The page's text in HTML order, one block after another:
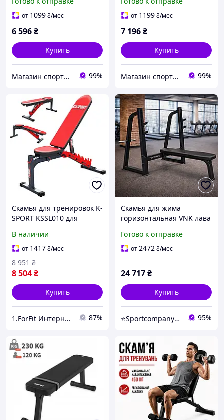
тренажер для дома и
зала
от 1099₴/мес
6 596₴
Купить
Магазин спортивных товаров "PLANETSPORT" 99%
силовых упражнений
WCG Blade
от 1199₴/мес
7 196₴
Купить
Магазин спортивных товаров "PLANETSPORT" 99%
Скамья для тренировок K-
SPORT KSSL010 для
полноценный силовых
тренировок груди, плеч,
спины
В наличии
от 1417₴/мес
8 504₴
8 951 ₴
Купить
1.ForFit Интернет-магазин спортивных товаров 87%
Скамья для жима
горизонтальная VNK лава
профессиональная
силовая скамейка для
Готово к отправке
от2472₴/мес
24 717₴
Купить
⭐️Sportcompany⭐️ Інтернет магазин спортивних товарів⭐️ 95%